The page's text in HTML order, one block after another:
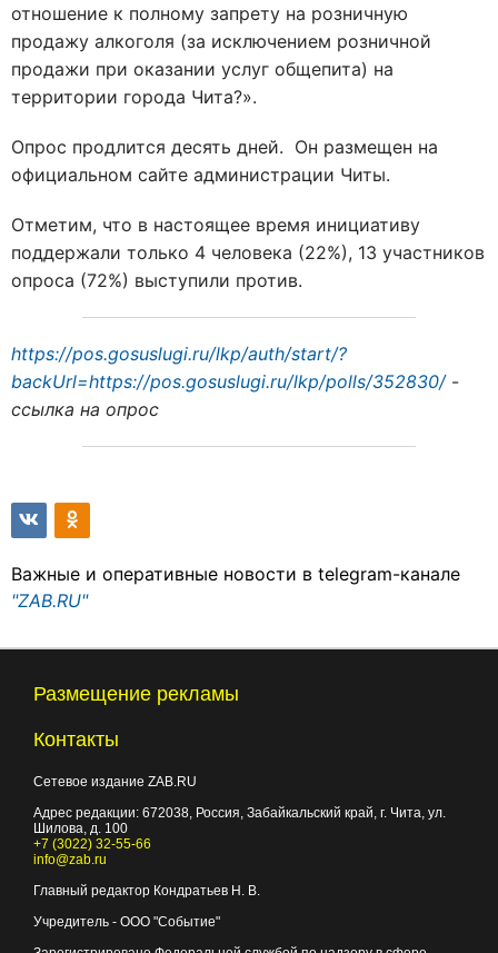
отношение к полному запрету на розничную
продажу алкоголя (за исключением розничной
продажи при оказании услуг общепита) на
территории города Чита?».
Опрос продлится десять дней. Он размещен на
официальном сайте администрации Читы.
Отметим, что в настоящее время инициативу
поддержали только 4 человека (22%), 13 участников
опроса (72%) выступили против.
https://pos.gosuslugi.ru/lkp/auth/start/?
backUrl=https://pos.gosuslugi.ru/lkp/polls/352830/-
ссылка на опрос
Важные и оперативные новости в telegram-канале
"ZAB.RU"
Размещение рекламы
Контакты
Сетевое издание ZAB.RU
Адрес редакции: 672038 , Россия, Забайкальский край, г. Чита ул.
Шилова, д. 100
+7 (3022) 32-55-66
info@zab.ru
Главный редактор Кондратьев Н. В.
Учредитель - ООО "Событие"